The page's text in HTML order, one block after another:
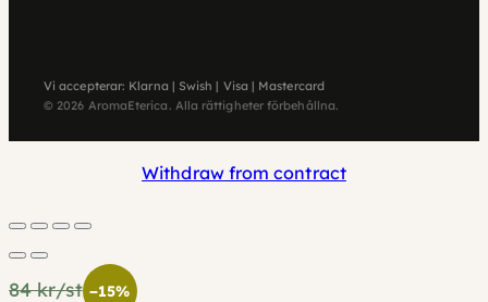
Vi accepterar: Klarna | Swish | Visa | Mastercard
© 2026 AromaEterica. Alla rättigheter förbehållna.
Withdraw from contract
84 kr/st −15%